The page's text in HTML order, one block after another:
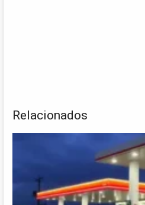
Relacionados